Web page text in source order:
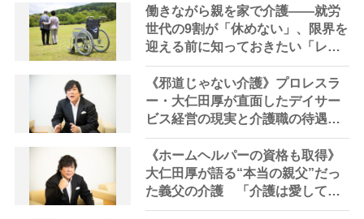
左往する現実」
働きながら親を家で介護――就労
世代の9割が「休めない」、限界を
迎える前に知っておきたい「レス
パイトケア」の選択肢
《邪道じゃない介護》プロレスラ
ー・大仁田厚が直面したデイサー
ビス経営の現実と介護職の待遇改
善の必要性 「介護職の人たち
が“自分も心豊かになれる”って思
えるような環境を作らないとダ
メ」
《ホームヘルパーの資格も取得》
大仁田厚が語る“本当の親父”だっ
た義父の介護 「介護は愛して育
ててくれた恩返しの気持ちがない